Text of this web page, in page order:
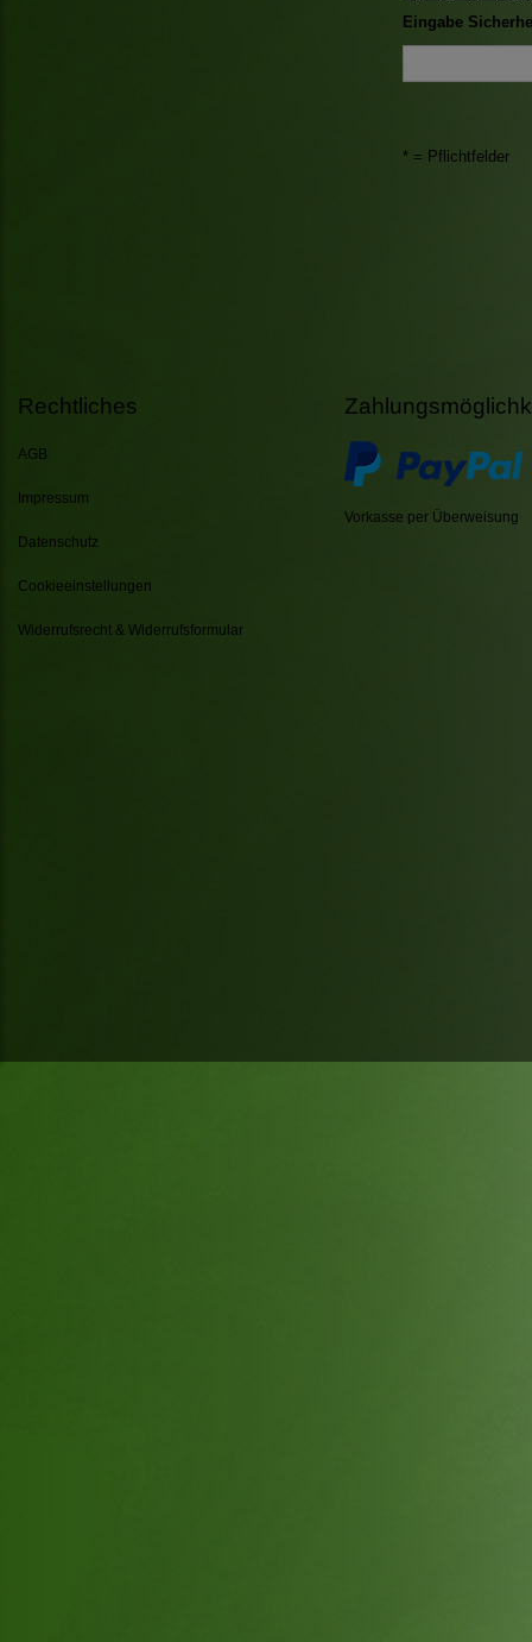
Eingabe
* = Pflichtfelder
Rechtliches
AGB
Impressum
Datenschutz
Cookieeinstellungen
Widerrufsrecht & Widerrufsformular
Vorkasse per Überweisung